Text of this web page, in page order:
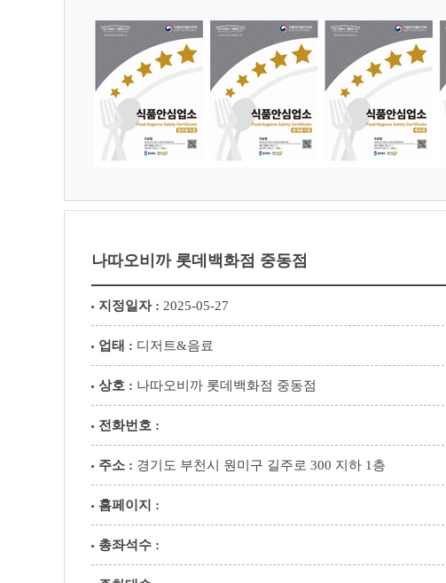
나따오비까 롯데백화점 중동점
지정일자 : 2025-05-27
업태 : 디저트&음료
상호 : 나따오비까 롯데백화점 중동점
전화번호 :
주소 : 경기도 부천시 원미구 길주로 300 지하 1층
홈페이지 :
총좌석수 :